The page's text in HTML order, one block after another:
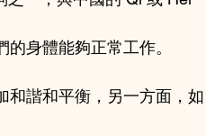
身體能夠正常工作。
和諧和平衡，另一方面，如